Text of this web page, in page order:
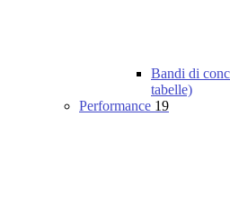
Bandi di
tabelle)
Performance 19